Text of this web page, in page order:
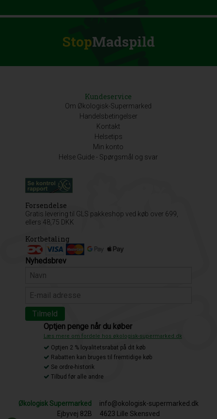
StopMadspild
Kundeservice
Om Økologisk-Supermarked
Handelsbetingelser
Kontakt
Helsetips
Min konto
Helse Guide - Spørgsmål og svar
Forsendelse
Gratis levering til GLS pakkeshop ved køb over 699,
ellers 48,75 DKK
Kortbetaling
Nyhedsbrev
Optjen penge når du køber
Læs mere om fordele hos økologisk-supermarked.dk
Optjen 2 % loyalitetsrabat på dit køb
Rabatten kan bruges til fremtidige køb
Se ordre-historik
Tilbud før alle andre
Økologisk Supermarked
info@okologisk-supermarked.dk
Ejbyvej 82B
4623 Lille Skensved